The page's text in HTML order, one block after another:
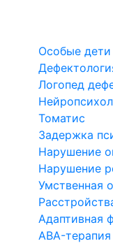
Особые дети
Логопед
Томатис
Задержка
Нарушение
Нарушение
Умственная
Адаптивная
ABA-терапия